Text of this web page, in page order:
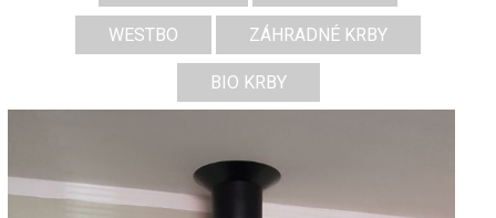
WESTBO ZÁHRADNÉ KRBY
BIO KRBY